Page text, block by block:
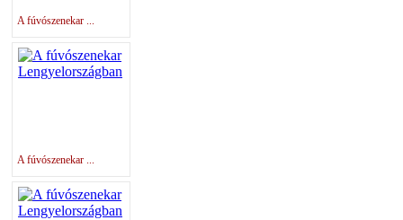
A fúvószenekar ...
A fúvószenekar ...